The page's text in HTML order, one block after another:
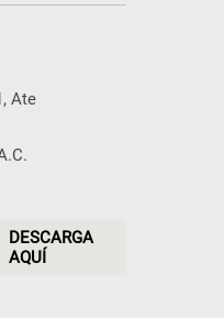
Ate
DESCARGA
AQUÍ